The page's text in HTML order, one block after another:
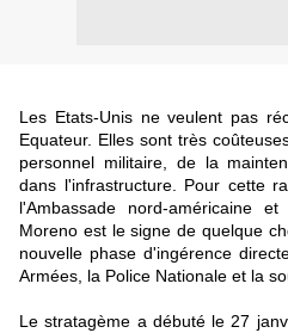
Les Etats-Unis ne veulent pas
Equateur. Elles sont très
personnel militaire, de la
dans l'infrastructure. Pour cette
l'Ambassade nord-américaine
Moreno est le signe de quelque
nouvelle phase d'ingérence
Armées, la Police Nationale et la
Le stratagème a débuté le 27